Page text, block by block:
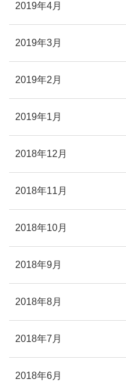
2019年4月
2019年3月
2019年2月
2019年1月
2018年12月
2018年11月
2018年10月
2018年9月
2018年8月
2018年7月
2018年6月